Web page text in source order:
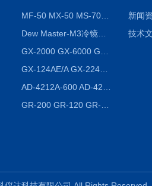
MF-50 MX-50 MS-70卤素水分测定仪 红外线水分仪
Dew Master-M3冷镜式露点仪
GX-124AE/A GX-224AE/A分析天平
新闻
技术